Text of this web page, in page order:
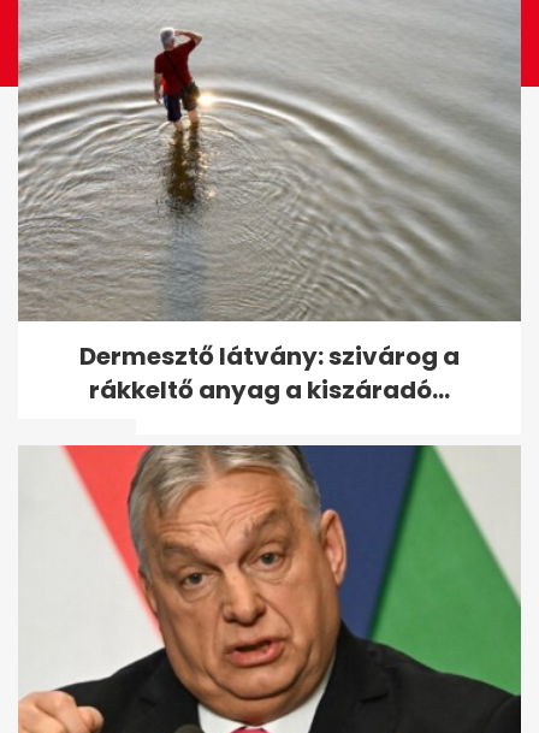
Pokorni Zoltán a Horthy- és a
Kádár-korszakhoz
hasonlította...
Dermesztő látvány: szivárog a
rákkeltő anyag a kiszáradó...